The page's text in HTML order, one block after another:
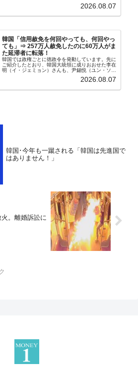
台数はこの中に捉えられているはずです。先月から
2026.08.07
韓国「信用赦免を何回やっても、何回やっ
ても」⇒ 257万人赦免したのに60万人がま
た延滞者に転落！
韓国では政権ごとに徳政令を発動しています。先に
ご紹介したとおり、韓国大統領に成りおおせた李在
明（イ・ジェミョン）さんも、尹錫悦（ユン・ソギ
バンクにして不良債権の買い取りを行い、分割償還
2026.08.07
韓国･今年も一蹴される「韓国は先進国で
はありません！」
。離婚訴訟に